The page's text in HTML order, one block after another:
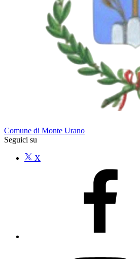
Comune di Monte Urano
Seguici su
X